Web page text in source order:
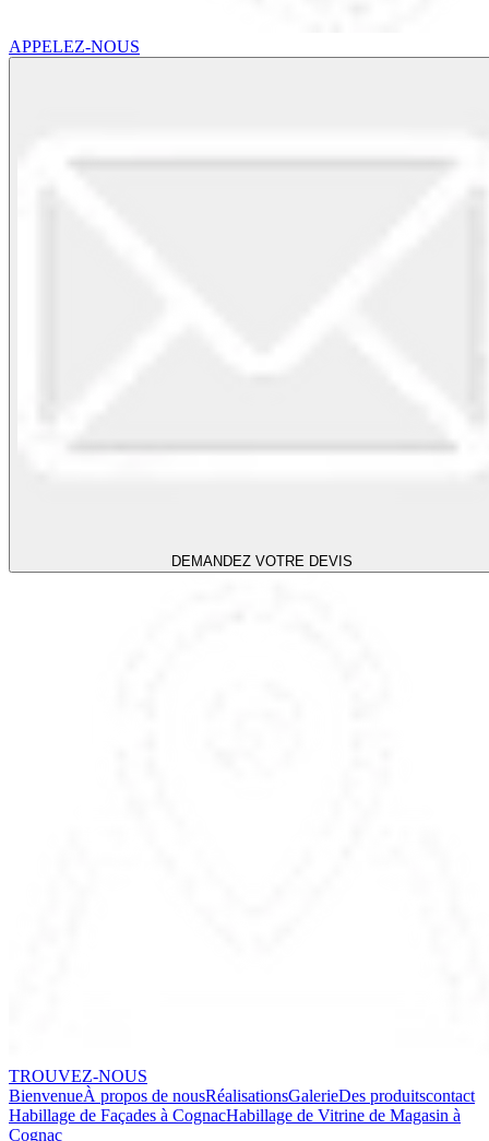
APPELEZ-NOUS
DEMANDEZ VOTRE DEVIS
TROUVEZ-NOUS
BienvenueÀ propos de nousRéalisationsGalerieDes produitscontact
Habillage de Façades à CognacHabillage de Vitrine de Magasin à
Cognac